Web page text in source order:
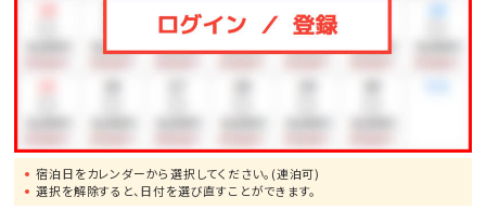
※19：00以降はナイトプールとしての営業となります。
○営業時間
・海開き（3/29）～7/18、9/1～10月下旬 10：00～17：
00
宿泊日をカレンダーから選択してください。(連泊可)
選択を解除すると、日付を選び直すことができます。